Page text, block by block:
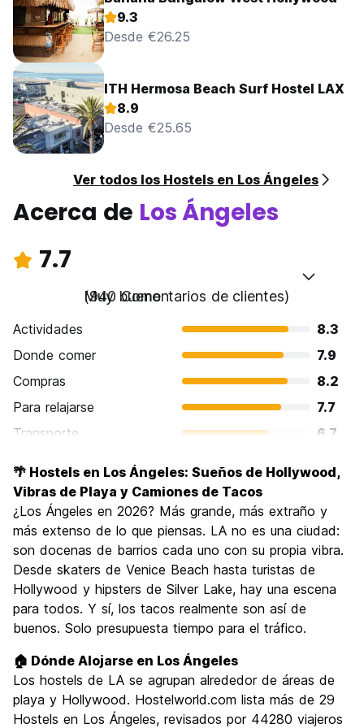
9.3
Desde €26.25
ITH Hermosa Beach Surf Hostel LAX
8.9
Desde €25.65
Ver todos los Hostels en Los Ángeles
Acerca de Los Ángeles
7.7
Muy bueno
(940 Comentarios de clientes)
Actividades
8.3
Donde comer
7.9
Compras
8.2
Para relajarse
7.7
Transporte
6.7
Cultura
Fiesta
7.9
Calidad Precio
7.1
🌴 Hostels en Los Ángeles: Sueños de Hollywood,
Vibras de Playa y Camiones de Tacos
¿Los Ángeles en 2026? Más grande, más extraño y
más extenso de lo que piensas. LA no es una ciudad:
son docenas de barrios cada uno con su propia vibra.
Desde skaters de Venice Beach hasta turistas de
Hollywood y hipsters de Silver Lake, hay una escena
para todos. Y sí, los tacos realmente son así de
buenos. Solo presupuesta tiempo para el tráfico.
🏠 Dónde Alojarse en Los Ángeles
Los hostels de LA se agrupan alrededor de áreas de
playa y Hollywood. Hostelworld.com lista más de 29
Hostels en Los Ángeles, revisados por 44280 viajeros